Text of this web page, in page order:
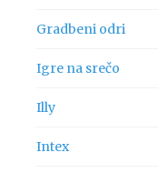
Gradbeni odri
Igre na srečo
Illy
Intex